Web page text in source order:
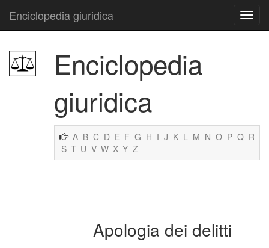
Enciclopedia giuridica
Enciclopedia
giuridica
A B C D E F G H I J K L M N O P Q R
S T U V W X Y Z
Apologia dei delitti